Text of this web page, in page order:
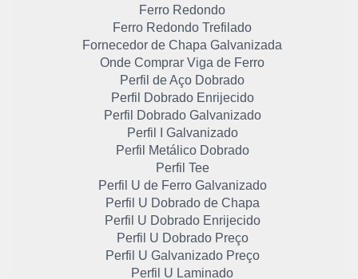
Ferro Redondo
Ferro Redondo Trefilado
Fornecedor de Chapa Galvanizada
Onde Comprar Viga de Ferro
Perfil de Aço Dobrado
Perfil Dobrado Enrijecido
Perfil Dobrado Galvanizado
Perfil I Galvanizado
Perfil Metálico Dobrado
Perfil Tee
Perfil U de Ferro Galvanizado
Perfil U Dobrado de Chapa
Perfil U Dobrado Enrijecido
Perfil U Dobrado Preço
Perfil U Galvanizado Preço
Perfil U Laminado